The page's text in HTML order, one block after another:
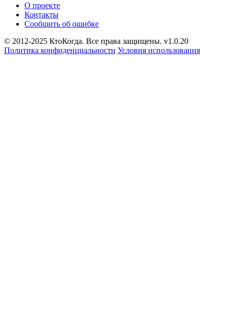
О проекте
Контакты
Сообщить об ошибке
© 2012-2025 КтоКогда. Все права защищены. v1.0.20
Политика конфиденциальности Условия использования